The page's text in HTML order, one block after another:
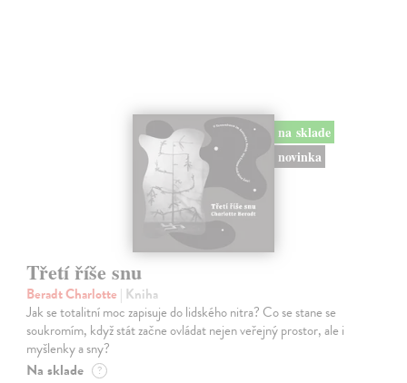
na sklade
novinka
Třetí říše snu
Beradt Charlotte | Kniha
Jak se totalitní moc zapisuje do lidského nitra? Co se stane se
soukromím, když stát začne ovládat nejen veřejný prostor, ale i
myšlenky a sny?
Na sklade ?